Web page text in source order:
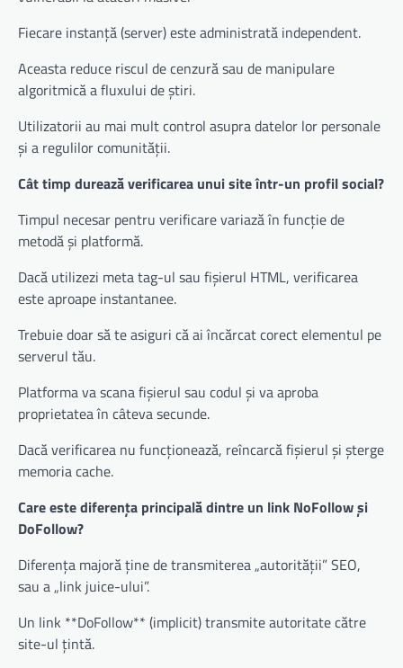
Fiecare instanță (server) este administrată independent.
Aceasta reduce riscul de cenzură sau de manipulare
algoritmică a fluxului de știri.
Utilizatorii au mai mult control asupra datelor lor personale
și a regulilor comunității.
Cât timp durează verificarea unui site într-un profil social?
Timpul necesar pentru verificare variază în funcție de
metodă și platformă.
Dacă utilizezi meta tag-ul sau fișierul HTML, verificarea
este aproape instantanee.
Trebuie doar să te asiguri că ai încărcat corect elementul pe
serverul tău.
Platforma va scana fișierul sau codul și va aproba
proprietatea în câteva secunde.
Dacă verificarea nu funcționează, reîncarcă fișierul și șterge
memoria cache.
Care este diferența principală dintre un link NoFollow și
DoFollow?
Diferența majoră ține de transmiterea „autorității” SEO,
sau a „link juice-ului”.
Un link **DoFollow** (implicit) transmite autoritate către
site-ul țintă.